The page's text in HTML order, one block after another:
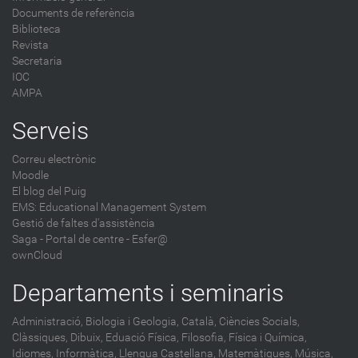
Documents de referència
Biblioteca
Revista
Secretaria
IOC
AMPA
Serveis
Correu electrònic
Moodle
El blog del Puig
EMS: Educational Management System
Gestió de faltes d'assistència
Saga - Portal de centre - Esfer@
ownCloud
Departaments i seminaris
Administració, Biologia i Geologia, Català, Ciències Socials,
Clàssiques, Dibuix, Eduació Física, Filosofia, Física i Química,
Idiomes, Informàtica, Llengua Castellana, Matemàtiques, Música,